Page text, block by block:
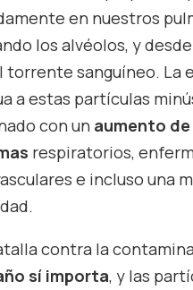
en nuestros
los alvéolos, y
torrente sanguíneo. La
a estas partículas
con un aumento de
respiratorios,
e incluso una
contra la
sí importa, y las